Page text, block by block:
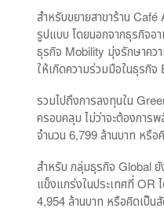
สำหรับขยายสาขาร้าน
รูปแบบ โดยนอกจากธุรกิจอ
ธุรกิจ Mobility มุ่งรักษาคว
ให้เกิดความร่วมมือในธุรกิ
รวมไปถึงการลงทุนใน
ครอบคลุม ไม่ว่าจะต้องการ
จำนวน 6,799 ล้านบาท หรื
สำหรับ กลุ่มธุรกิจ Global ยั
แข็งแกร่งในประเทศที่ OR
4,954 ล้านบาท หรือคิดเป็น